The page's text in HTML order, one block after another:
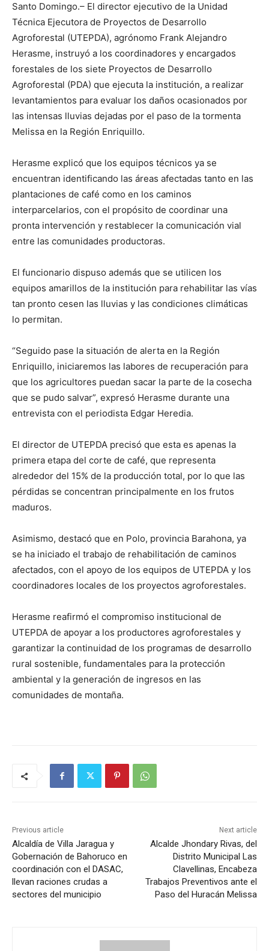
Santo Domingo.– El director ejecutivo de la Unidad
Técnica Ejecutora de Proyectos de Desarrollo
Agroforestal (UTEPDA), agrónomo Frank Alejandro
Herasme, instruyó a los coordinadores y encargados
forestales de los siete Proyectos de Desarrollo
Agroforestal (PDA) que ejecuta la institución, a realizar
levantamientos para evaluar los daños ocasionados por
las intensas lluvias dejadas por el paso de la tormenta
Melissa en la Región Enriquillo.
Herasme explicó que los equipos técnicos ya se
encuentran identificando las áreas afectadas tanto en las
plantaciones de café como en los caminos
interparcelarios, con el propósito de coordinar una
pronta intervención y restablecer la comunicación vial
entre las comunidades productoras.
El funcionario dispuso además que se utilicen los
equipos amarillos de la institución para rehabilitar las vías
tan pronto cesen las lluvias y las condiciones climáticas
lo permitan.
“Seguido pase la situación de alerta en la Región
Enriquillo, iniciaremos las labores de recuperación para
que los agricultores puedan sacar la parte de la cosecha
que se pudo salvar”, expresó Herasme durante una
entrevista con el periodista Edgar Heredia.
El director de UTEPDA precisó que esta es apenas la
primera etapa del corte de café, que representa
alrededor del 15% de la producción total, por lo que las
pérdidas se concentran principalmente en los frutos
maduros.
Asimismo, destacó que en Polo, provincia Barahona, ya
se ha iniciado el trabajo de rehabilitación de caminos
afectados, con el apoyo de los equipos de UTEPDA y los
coordinadores locales de los proyectos agroforestales.
Herasme reafirmó el compromiso institucional de
UTEPDA de apoyar a los productores agroforestales y
garantizar la continuidad de los programas de desarrollo
rural sostenible, fundamentales para la protección
ambiental y la generación de ingresos en las
comunidades de montaña.
Previous article
Alcaldía de Villa Jaragua y
Gobernación de Bahoruco en
coordinación con el DASAC,
llevan raciones crudas a
sectores del municipio
Next article
Alcalde Jhondary Rivas, del
Distrito Municipal Las
Clavellinas, Encabeza
Trabajos Preventivos ante el
Paso del Huracán Melissa